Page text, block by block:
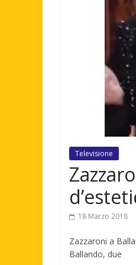
Televisione
18 Marzo 2018
Zazzaroni a
Ballando, due